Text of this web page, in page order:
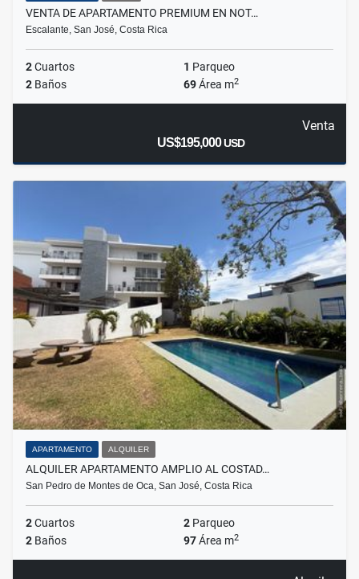
VENTA DE APARTAMENTO PREMIUM EN NOT…
Escalante, San José, Costa Rica
2Cuartos 1 Parqueo
2 Baños 69Área m2
Venta
US$195,000USD
APARTAMENTO ALQUILER
ALQUILER APARTAMENTO AMPLIO AL COSTAD…
San Pedro de Montes de Oca, San José, Costa Rica
2Cuartos 2 Parqueo
2 Baños 97Área m2